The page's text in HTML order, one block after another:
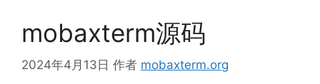
mobaxterm源码
2024年4月13日 作者 mobaxterm.org